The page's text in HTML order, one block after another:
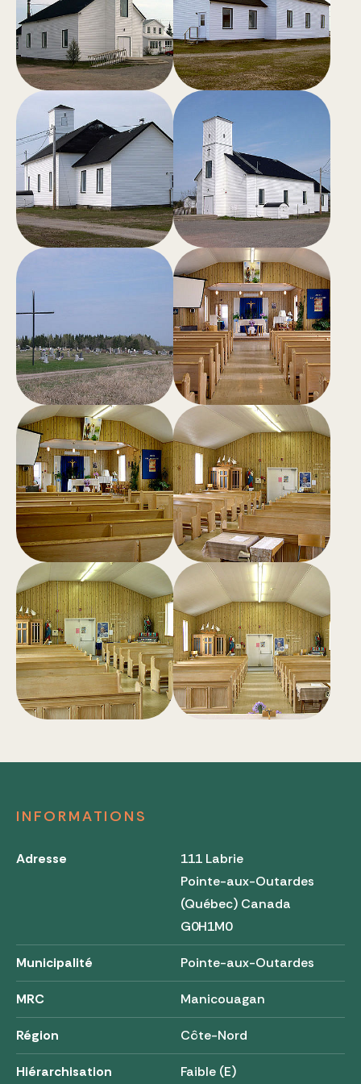
INFORMATIONS
Adresse
111 Labrie
Pointe-aux-Outardes
(Québec) Canada
G0H1M0
Municipalité Pointe-aux-Outardes
MRC Manicouagan
Région Côte-Nord
Hiérarchisation
Faible (E)